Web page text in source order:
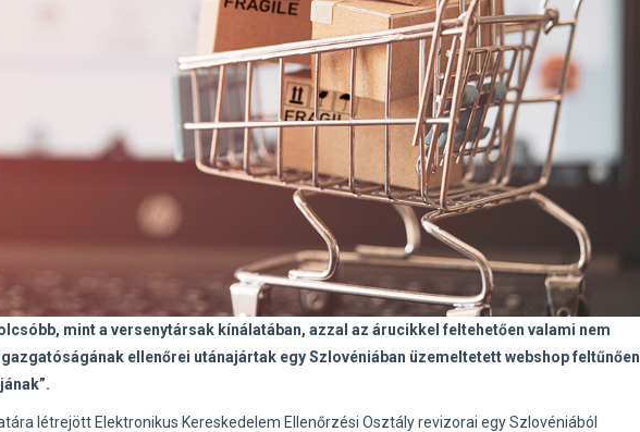
mint a versenytársak kínálatában, azzal az árucikkel feltehetően valami nem
ellenőrei utánajártak egy Szlovéniában üzemeltetett webshop feltűnően
létrejött Elektronikus Kereskedelem Ellenőrzési Osztály revizorai egy Szlovéniából